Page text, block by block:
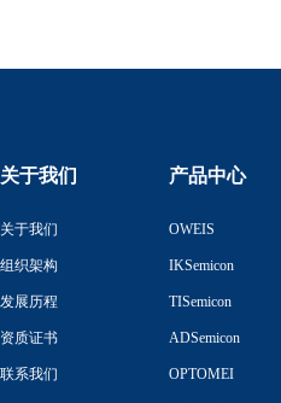
关于我们
关于我们
组织架构
发展历程
资质证书
联系我们
产品中心
OWEIS
IKSemicon
TISemicon
ADSemicon
OPTOMEI